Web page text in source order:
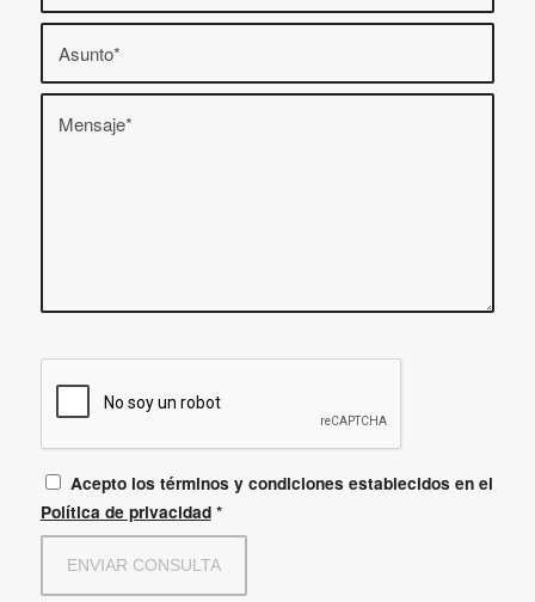
Acepto los términos y condiciones establecidos en el
Política de privacidad *